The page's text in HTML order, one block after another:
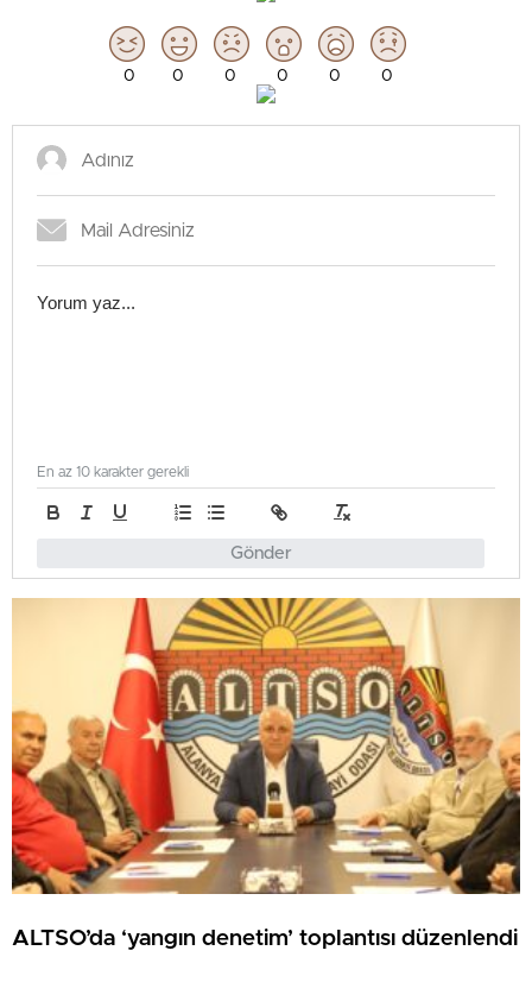
0 0 0 0 0 0
Gönder
En az 10 karakter gerekli
ALTSO’da ‘yangın denetim’ toplantısı düzenlendi